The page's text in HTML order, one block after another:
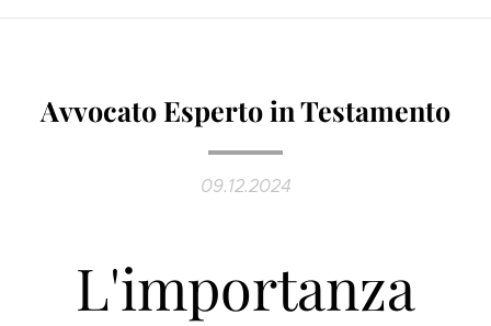
Avvocato Esperto in Testamento
09.12.2024
L'importanza